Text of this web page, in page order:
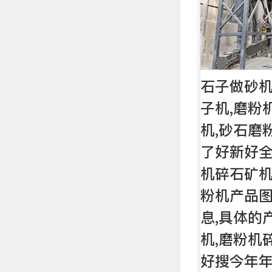
石子做砂
子机,磨粉
机,砂石磨
了好新好
机碎石矿
粉机产品
息,具体的
机,磨粉机
好搜今年